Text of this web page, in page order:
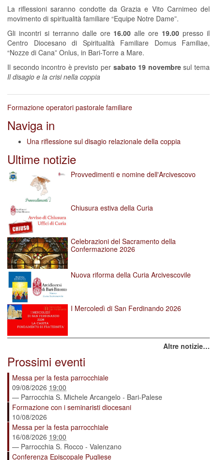
La riflessioni saranno condotte da Grazia e Vito Carnimeo del
movimento di spiritualità familiare “Equipe Notre Dame”.
Gli incontri si terranno dalle ore 16.00 alle ore 19.00 presso il
Centro Diocesano di Spiritualità Familiare Domus Familiae,
“Nozze di Cana” Onlus, in Bari-Torre a Mare.
Il secondo incontro è previsto per sabato 19 novembresul tema
Il disagio e la crisi nella coppia
Formazione operatori pastorale familiare
Naviga in
Una riflessione sul disagio relazionale della coppia
Ultime notizie
Provvedimenti e nomine dell'Arcivescovo
Chiusura estiva della Curia
Celebrazioni del Sacramento della
Confermazione 2026
Nuova riforma della Curia Arcivescovile
I Mercoledì di San Ferdinando 2026
Altre notizie…
Prossimi eventi
Messa per la festa parrocchiale
09/08/2026 19:00
— Parrocchia S. Michele Arcangelo - Bari-Palese
Formazione con i seminaristi diocesani
10/08/2026
Messa per la festa parrocchiale
16/08/2026 19:00
— Parrocchia S. Rocco - Valenzano
Conferenza Episcopale Pugliese